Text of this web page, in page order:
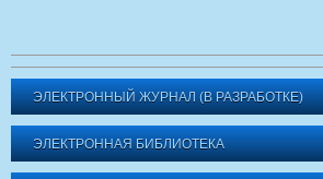
ЭЛЕКТРОННЫЙ ЖУРНАЛ (В РАЗРАБОТКЕ)
ЭЛЕКТРОННАЯ БИБЛИОТЕКА